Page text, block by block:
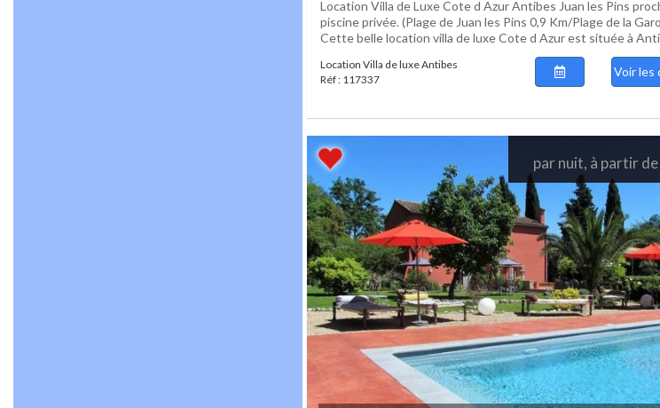
Location Villa de Luxe Cote d Azur Antibes Juan les Pins
piscine privée. (Plage de Juan les Pins 0,9 Km/Plage de la
Cette belle location villa de luxe Cote d Azur est située à
Location Villa de luxe Antibes
Réf : 117337
Voir les
par nuit, à partir de